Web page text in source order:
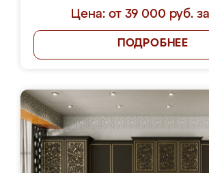
Цена: от 39 000 руб.
ПОДРОБНЕЕ